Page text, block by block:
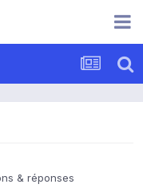
& réponses